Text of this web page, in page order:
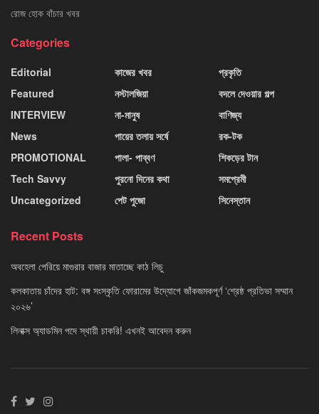
রোজ হোক বাঁচার খবর
Categories
Editorial
Featured
INTERVIEW
News
PROMOTIONAL
Tech Savvy
Uncategorized
কাজের খবর
নস্টালজিয়া
না-মানুষ
পায়ের তলায় সর্ষে
পালা- পাব্বণ
পুরনো দিনের কথা
পেট পুজো
প্রকৃতি
বদলে দেওয়ার গল্প
বাণিজ্য
রক-টক
শিকড়ের টান
সমপ্রেমী
সিনেস্তান
Recent Posts
অবহেলা পেরিয়ে মাগুরার বাজার মাতাচ্ছে কাঠ লিচু
কলকাতায় চাঁদের হাট: বঙ্গ সংস্কৃতি ফোরামের উদ্যোগে জাঁকজমকপূর্ণ ‘শ্রেষ্ঠ প্রতিভা সম্মান
২০২৬’
লিনাক্স অ্যাডমিন পদে স্থায়ী চাকরি! এখনই আবেদন করুন